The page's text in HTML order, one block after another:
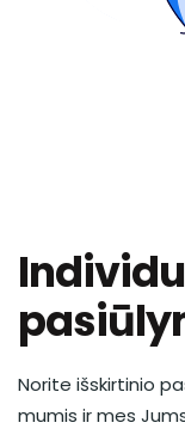
Norite išskirtinio
mumis ir mes